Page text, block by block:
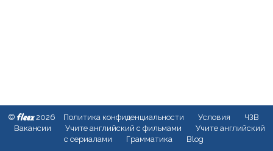
© fleex2026 Политика конфиденциальности Условия
ЧЗВ
Вакансии
Учите английский с фильмами
Учите английский
с сериалами
Грамматика Blog